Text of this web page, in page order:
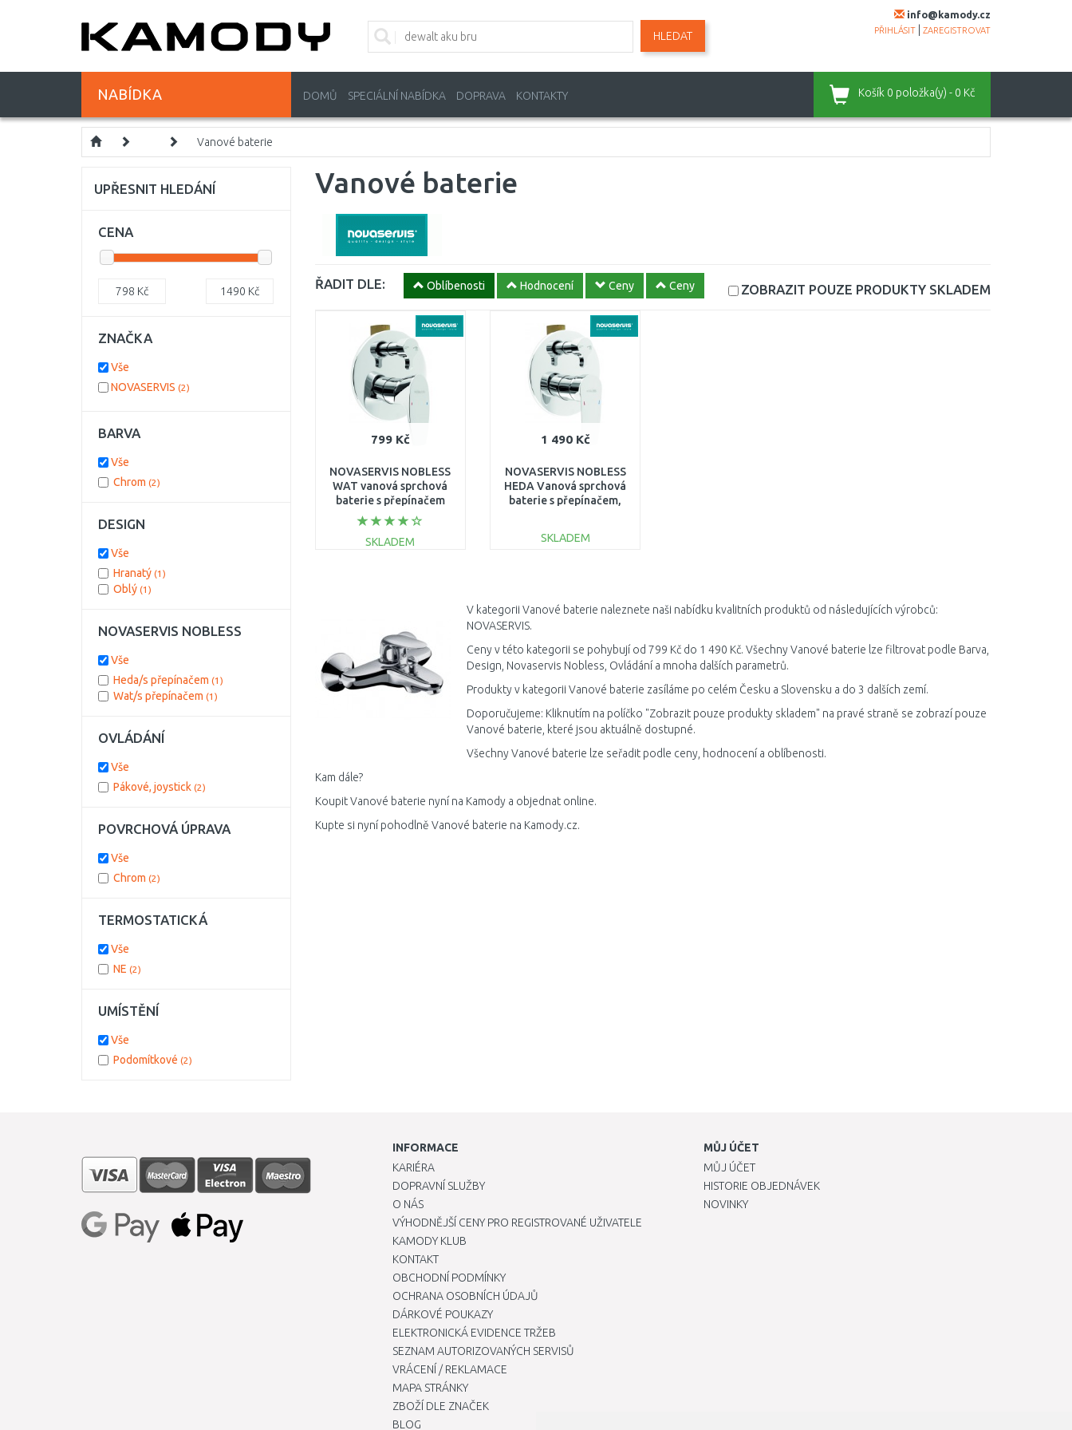
info@kamody.cz
PŘIHLÁSIT ZAREGISTROVAT
HLEDAT
NABÍDKA DOMŮ SPECIÁLNÍ NABÍDKA DOPRAVA KONTAKTY Košík 0 položka(y) - 0 Kč
Vanové baterie
Vanové baterie
ŘADIT DLE: Oblíbenosti Hodnocení Ceny Ceny ZOBRAZIT POUZE PRODUKTY SKLADEM
799 Kč
NOVASERVIS NOBLESS
WAT vanová sprchová
baterie s přepínačem
chrom 39050R,0
SKLADEM
1 490 Kč
NOVASERVIS NOBLESS
HEDA Vanová sprchová
baterie s přepínačem,
SKLADEM
V kategorii Vanové baterie naleznete naši nabídku kvalitních produktů od následujících výrobců:
NOVASERVIS.
Ceny v této kategorii se pohybují od 799 Kč do 1 490 Kč. Všechny Vanové baterie lze filtrovat podle Barva,
Design, Novaservis Nobless, Ovládání a mnoha dalších parametrů.
Produkty v kategorii Vanové baterie zasíláme po celém Česku a Slovensku a do 3 dalších zemí.
Doporučujeme: Kliknutím na políčko "Zobrazit pouze produkty skladem" na pravé straně se zobrazí pouze
Vanové baterie, které jsou aktuálně dostupné.
Všechny Vanové baterie lze seřadit podle ceny, hodnocení a oblíbenosti.
Kam dále?
Koupit Vanové baterie nyní na Kamody a objednat online.
Kupte si nyní pohodlně Vanové baterie na Kamody.cz.
UPŘESNIT HLEDÁNÍ
CENA
798 Kč 1490 Kč
ZNAČKA
Vše
NOVASERVIS (2)
BARVA
Vše
Chrom (2)
DESIGN
Vše
Hranatý (1)
Oblý (1)
NOVASERVIS NOBLESS
Vše
Heda/s přepínačem (1)
Wat/s přepínačem (1)
OVLÁDÁNÍ
Vše
Pákové, joystick (2)
POVRCHOVÁ ÚPRAVA
Vše
Chrom (2)
TERMOSTATICKÁ
Vše
NE (2)
UMÍSTĚNÍ
Vše
Podomítkové (2)
INFORMACE
KARIÉRA
DOPRAVNÍ SLUŽBY
O NÁS
VÝHODNĚJŠÍ CENY PRO REGISTROVANÉ UŽIVATELE
KAMODY KLUB
KONTAKT
OBCHODNÍ PODMÍNKY
OCHRANA OSOBNÍCH ÚDAJŮ
DÁRKOVÉ POUKAZY
ELEKTRONICKÁ EVIDENCE TRŽEB
SEZNAM AUTORIZOVANÝCH SERVISŮ
VRÁCENÍ / REKLAMACE
MAPA STRÁNKY
ZBOŽÍ DLE ZNAČEK
BLOG
MŮJ ÚČET
MŮJ ÚČET
HISTORIE OBJEDNÁVEK
NOVINKY